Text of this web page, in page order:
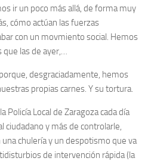
ir un poco más allá, de forma muy
cómo actúan las fuerzas
con un movmiento social. Hemos
las de ayer,…
desgraciadamente, hemos
propias carnes. Y su tortura.
Local de Zaragoza cada día
ciudadano y más de controlarle,
chulería y un despotismo que va
de intervención rápida (la